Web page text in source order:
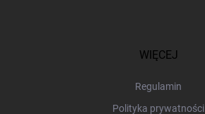
WIĘCEJ
Regulamin
Polityka prywatności